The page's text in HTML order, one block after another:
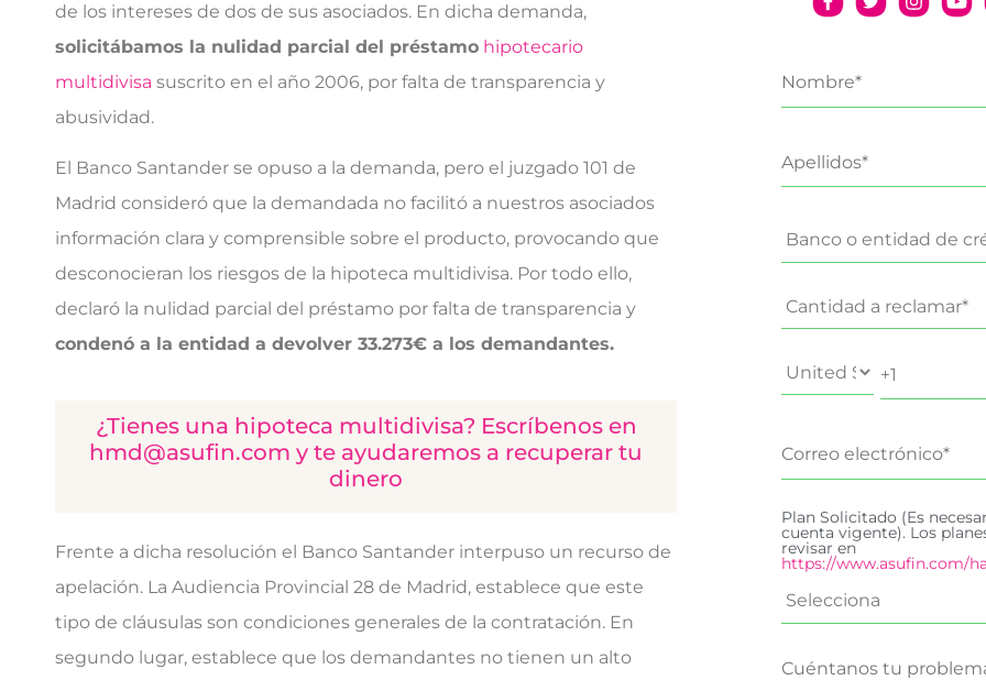
de los intereses de dos de sus asociados. En dicha demanda,
solicitábamos la nulidad parcial del préstamo hipotecario
multidivisa suscrito en el año 2006, por falta de transparencia y
abusividad.
El Banco Santander se opuso a la demanda, pero el juzgado 101 de
Madrid consideró que la demandada no facilitó a nuestros asociados
información clara y comprensible sobre el producto, provocando que
desconocieran los riesgos de la hipoteca multidivisa. Por todo ello,
declaró la nulidad parcial del préstamo por falta de transparencia y
condenó a la entidad a devolver 33.273€ a los demandantes.
¿Tienes una hipoteca multidivisa? Escríbenos en
hmd@asufin.com y te ayudaremos a recuperar tu
dinero
Frente a dicha resolución el Banco Santander interpuso un recurso de
apelación. La Audiencia Provincial 28 de Madrid, establece que este
tipo de cláusulas son condiciones generales de la contratación. En
segundo lugar, establece que los demandantes no tienen un alto
Plan Solicitado (Es
cuenta vigente). Los
revisar en
https://www.asufin.com/